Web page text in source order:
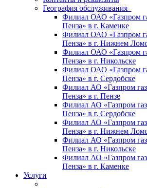
География обслуживания
Филиал ОАО «Газпром
Пенза» в г. Каменке
Филиал ОАО «Газпром
Пенза» в г. Нижнем
Филиал ОАО «Газпром
Пенза» в г. Никольске
Филиал ОАО «Газпром
Пенза» в г. Сердобске
Филиал АО «Газпром
Пенза» в г. Пензе
Филиал АО «Газпром
Пенза» в г. Сердобске
Филиал АО «Газпром
Пенза» в г. Нижнем
Филиал АО «Газпром
Пенза» в г. Никольске
Филиал АО «Газпром
Пенза» в г. Каменке
Услуги